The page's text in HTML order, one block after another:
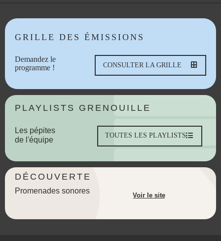
GRILLE DES ÉMISSIONS
Demandez le
programme !
CONSULTER LA GRILLE
PLAYLISTS GRENOUILLE
Les pépites
de l'équipe
TOUTES LES PLAYLISTS
DÉCOUVERTE
Promenades sonores
Voir le site